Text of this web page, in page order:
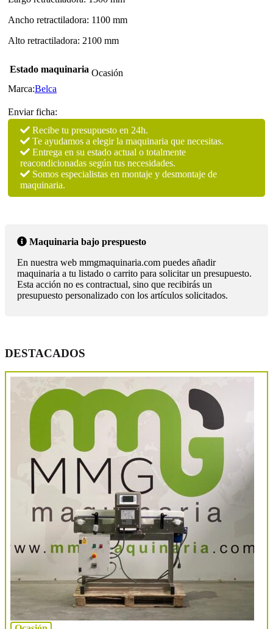
Ancho retractiladora: 1100 mm
Alto retractiladora: 2100 mm
Estado maquinaria Ocasión
Marca:Belca
Enviar ficha:
Recibe tu presupuesto en 24h.
Te ayudamos a elegir la maquinaria que necesitas.
Entrega en su estado actual o totalmente
reacondicionadas según tus necesidades.
Somos especialistas en montaje y desmontaje de
maquinaria.
Maquinaria bajo prespuesto
En nuestra web mmgmaquinaria.com puedes añadir
maquinaria a tu listado o carrito para solicitar un presupuesto.
Esta acción no es contractual, sino que recibirás un
presupuesto personalizado con los artículos solicitados.
DESTACADOS